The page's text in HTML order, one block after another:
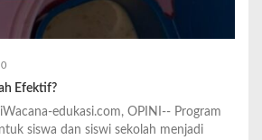
0
Efektif?
edukasi.com, OPINI-- Program
siswa dan siswi sekolah menjadi